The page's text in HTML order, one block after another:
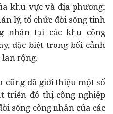
khu vực và địa phương;
lý, tổ chức đời sống tinh
nhân tại các khu công
đặc biệt trong bối cảnh
lan rộng.
cũng đã giới thiệu một số
triển đô thị công nghiệp
sống công nhân của các